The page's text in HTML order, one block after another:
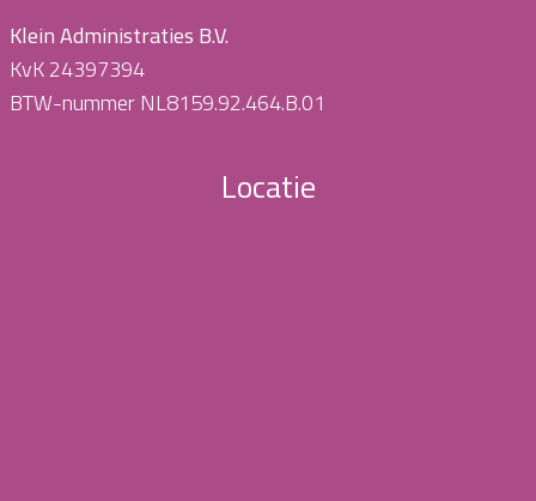
Klein Administraties B.V.
KvK 24397394
BTW-nummer NL8159.92.464.B.01
Locatie